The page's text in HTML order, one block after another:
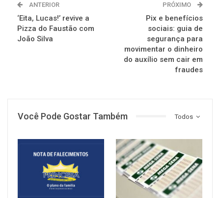
ANTERIOR
‘Eita, Lucas!’ revive a
Pizza do Faustão com
João Silva
PRÓXIMO
Pix e benefícios
sociais: guia de
segurança para
movimentar o dinheiro
do auxílio sem cair em
fraudes
Todos
Você Pode Gostar Também
NOTÍCIAS